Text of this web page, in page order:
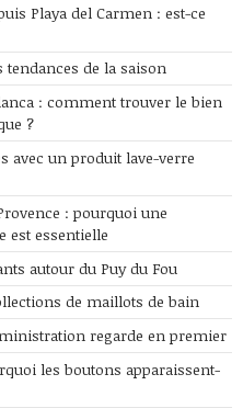
Playa del Carmen : est-ce
de la saison
: comment trouver le bien
?
avec un produit lave-verre
: pourquoi une
est essentielle
autour du Puy du Fou
de maillots de bain
regarde en premier
les boutons apparaissent-